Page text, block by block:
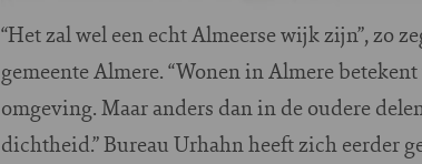
“Het zal wel een echt Almeerse wijk zijn”, zo
gemeente Almere. “Wonen in Almere
omgeving. Maar anders dan in de oudere
dichtheid.” Bureau Urhahn heeft zich eerder